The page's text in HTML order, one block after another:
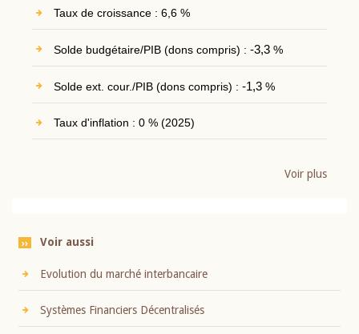
Taux de croissance : 6,6 %
Solde budgétaire/PIB (dons compris) : -3,3%
Solde ext. cour./PIB (dons compris) : -1,3%
Taux d'inflation : 0 % (2025)
Voir plus
Voir aussi
Evolution du marché interbancaire
Systèmes Financiers Décentralisés